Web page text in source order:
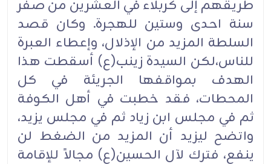
طريقهم إلى كربلاء في العشرين من صفر
سنة احدى وستين للهجرة. وكان قصد
السلطة المزيد من الإذلال، وإعطاء العبرة
للناس،لكن السيدة زينب(ع) أسقطت هذا
الهدف بمواقفها الجريئة في كل
المحطات، فقد خطبت في أهل الكوفة
ثم في مجلس ابن زياد ثم في مجلس يزيد،
واتضح ليزيد أن المزيد من الضغط لن
ينفع، فترك لآل الحسين(ع) مجالاً للإقامة